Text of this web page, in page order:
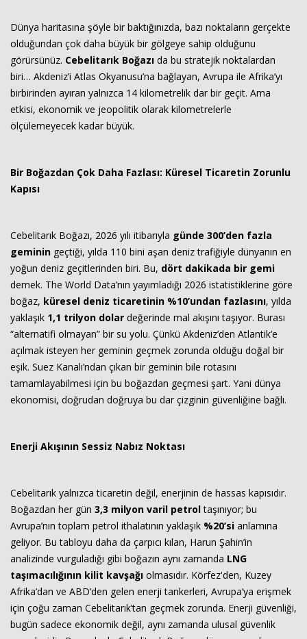
Dünya haritasına şöyle bir baktığınızda, bazı noktaların gerçekte
olduğundan çok daha büyük bir gölgeye sahip olduğunu
görürsünüz. Cebelitarık Boğazı da bu stratejik noktalardan
biri… Akdeniz’i Atlas Okyanusu’na bağlayan, Avrupa ile Afrika’yı
birbirinden ayıran yalnızca 14 kilometrelik dar bir geçit. Ama
etkisi, ekonomik ve jeopolitik olarak kilometrelerle
ölçülemeyecek kadar büyük.
Bir Boğazdan Çok Daha Fazlası: Küresel Ticaretin Zorunlu
Kapısı
Cebelitarık Boğazı, 2026 yılı itibarıyla günde 300’den fazla
geminin geçtiği, yılda 110 bini aşan deniz trafiğiyle dünyanın en
yoğun deniz geçitlerinden biri. Bu, dört dakikada bir gemi
demek. The World Data’nın yayımladığı 2026 istatistiklerine göre
boğaz, küresel deniz ticaretinin %10’undan fazlasını, yılda
yaklaşık 1,1 trilyon dolar değerinde mal akışını taşıyor. Burası
“alternatifi olmayan” bir su yolu. Çünkü Akdeniz’den Atlantik’e
açılmak isteyen her geminin geçmek zorunda olduğu doğal bir
eşik. Suez Kanalı’ndan çıkan bir geminin bile rotasını
tamamlayabilmesi için bu boğazdan geçmesi şart. Yani dünya
ekonomisi, doğrudan doğruya bu dar çizginin güvenliğine bağlı.
Enerji Akışının Sessiz Nabız Noktası
Cebelitarık yalnızca ticaretin değil, enerjinin de hassas kapısıdır.
Boğazdan her gün 3,3 milyon varil petroltaşınıyor; bu
Avrupa’nın toplam petrol ithalatının yaklaşık %20’si anlamına
geliyor. Bu tabloyu daha da çarpıcı kılan, Harun Şahin’in
analizinde vurguladığı gibi boğazın aynı zamanda LNG
taşımacılığının kilit kavşağı olmasıdır. Körfez'den, Kuzey
Afrika’dan ve ABD’den gelen enerji tankerleri, Avrupa’ya erişmek
için çoğu zaman Cebelitarık’tan geçmek zorunda. Enerji güvenliği,
bugün sadece ekonomik değil, aynı zamanda ulusal güvenlik